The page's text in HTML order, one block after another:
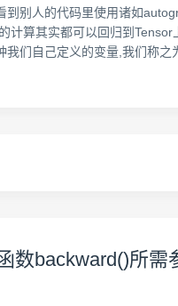
到别人的代码里使用诸如
计算其实都可以回归到
我们自己定义的变量,我们称之
数backward()所需